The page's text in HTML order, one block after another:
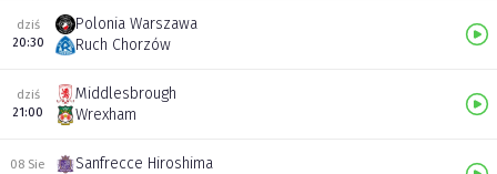
dziś
20:30
Polonia Warszawa
Ruch Chorzów
dziś
21:00
Middlesbrough
Wrexham
08 Sie
Sanfrecce Hiroshima